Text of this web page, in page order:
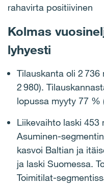
rahavirta positiivinen
Kolmas
lyhyesti
Tilauskanta oli 2 736
2 980).
lopussa myyty 77 %
Liikevaihto laski 453
Asuminen-
kasvoi Baltian ja
ja laski Suomessa.
Toimitilat-